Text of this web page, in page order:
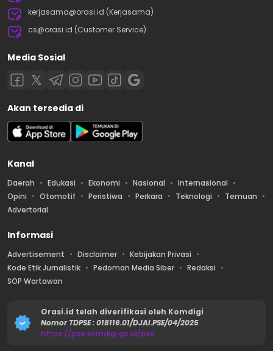
kerjasama@orasi.id (Kerjasama)
cs@orasi.id (Customer Service)
Media Sosial
Akan tersedia di
Kanal
Daerah Edukasi Ekonomi Nasional
Internasional
Opini
Otomotif Peristiwa Perkara Teknologi
Temuan
Advertorial
Informasi
Advertisement Disclaimer
Kebijakan Privasi
Kode Etik Jurnalistik
Pedoman Media Siber
Redaksi
SOP Wartawan
Orasi.id telah diverifikasi oleh Komdigi
Nomor TDPSE : 018116.01/DJAI.PSE/04/2025
https://pse.komdigi.go.id/pse